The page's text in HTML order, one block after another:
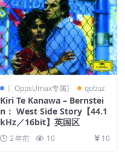
〖OppsUmax专属〗 qobuz
Kiri Te Kanawa – Bernstei
n： West Side Story【44.1
kHz／16bit】英国区
2 年前 10 10